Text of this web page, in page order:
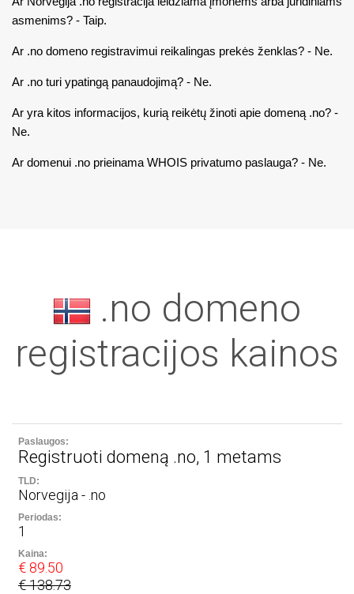
asmenims? - Taip.
Ar .no domeno registravimui reikalingas prekės ženklas? - Ne.
Ar .no turi ypatingą panaudojimą? - Ne.
Ar yra kitos informacijos, kurią reikėtų žinoti apie domeną .no? -
Ne.
Ar domenui .no prieinama WHOIS privatumo paslauga? - Ne.
.no domeno
registracijos kainos
Registruoti domeną .no, 1 metams
Norvegija - .no
1
€ 89.50
€ 138.73